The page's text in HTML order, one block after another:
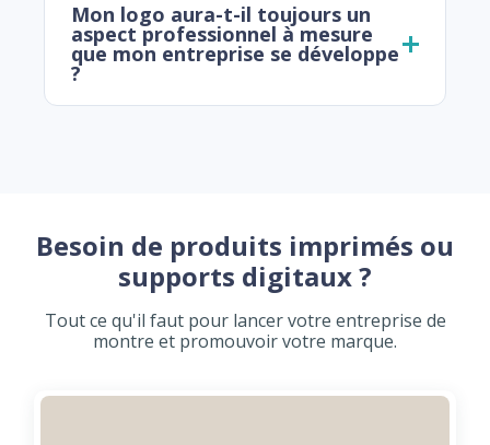
Mon logo aura-t-il toujours un
aspect professionnel à mesure
que mon entreprise se développe
?
Besoin de produits imprimés ou
supports digitaux ?
Tout ce qu'il faut pour lancer votre entreprise de
montre et promouvoir votre marque.